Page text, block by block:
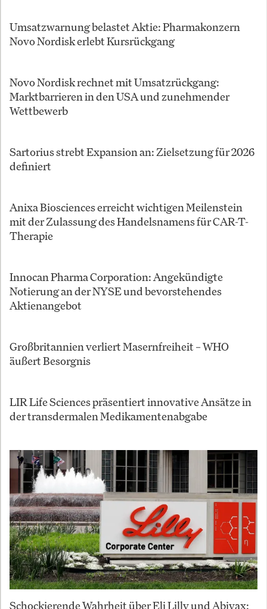
Umsatzwarnung belastet Aktie: Pharmakonzern
Novo Nordisk erlebt Kursrückgang
Novo Nordisk rechnet mit Umsatzrückgang:
Marktbarrieren in den USA und zunehmender
Wettbewerb
Sartorius strebt Expansion an: Zielsetzung für 2026
definiert
Anixa Biosciences erreicht wichtigen Meilenstein
mit der Zulassung des Handelsnamens für CAR-T-
Therapie
Innocan Pharma Corporation: Angekündigte
Notierung an der NYSE und bevorstehendes
Aktienangebot
Großbritannien verliert Masernfreiheit – WHO
äußert Besorgnis
LIR Life Sciences präsentiert innovative Ansätze in
der transdermalen Medikamentenabgabe
Schockierende Wahrheit über Eli Lilly und Abivax: